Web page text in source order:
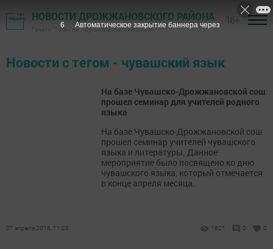
НОВОСТИ ДРОЖЖАНОВСКОГО РАЙОНА
Газета "Туган як" - Дрожжановский район
Новости с тегом - чувашский язык
На базе Чувашско-Дрожжановской сош
прошел семинар для учителей родного
языка
На базе Чувашско-Дрожжановской сош
прошел семинар учителей чувашского
языка и литературы. Данное
мероприятие было посвящено ко дню
чувашского языка, который отмечается
в конце апреля месяца.
07 апреля 2016, 11:28 1621 0 0
6 Автоматическое закрытие баннера через